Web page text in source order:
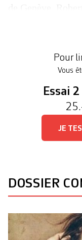
les rues, les
Pour
Vous
Essai
JE
DOSSIER